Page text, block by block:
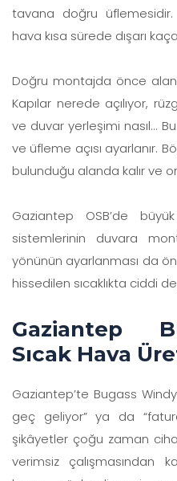
tavana doğru
hava kısa sürede dışarı
Doğru montajda önce
Kapılar nerede açılıyor,
ve duvar yerleşimi nasıl…
ve üfleme açısı ayarlanır.
bulunduğu alanda kalır ve
Gaziantep OSB’de
sistemlerinin duvara
yönünün ayarlanması da
hissedilen sıcaklıkta ciddi
Gaziantep
Sıcak Hava
Gaziantep’te Bugass
geç geliyor” ya da
şikâyetler çoğu zaman
verimsiz çalışmasından